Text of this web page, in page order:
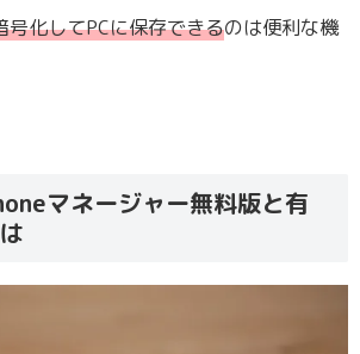
号化してPCに保存できるのは便利な機
マネージャー無料版と有